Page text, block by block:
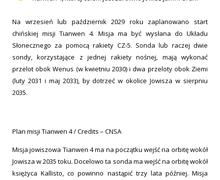
Na wrzesień lub październik 2029 roku zaplanowano start
chińskiej misji Tianwen 4. Misja ma być wysłana do Układu
Słonecznego za pomocą rakiety CZ-5. Sonda lub raczej dwie
sondy, korzystające z jednej rakiety nośnej, mają wykonać
przelot obok Wenus (w kwietniu 2030) i dwa przeloty obok Ziemi
(luty 2031 i maj 2033), by dotrzeć w okolice Jowisza w sierpniu
2035.
Plan misji Tianwen 4 / Credits – CNSA
Misja jowiszowa Tianwen 4 ma na początku wejść na orbitę wokół
Jowisza w 2035 toku. Docelowo ta sonda ma wejść na orbitę wokół
księżyca Kallisto, co powinno nastąpić trzy lata później. Misja